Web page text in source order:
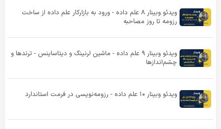
ویدئو وبینار ۸ علم داده - ورود به بازارکار علم داده از ساخت
رزومه تا روز مصاحبه
ویدئو وبینار ۹ علم داده - ماشین لرنینگ و دیتاساینس - ترندها و
چشم‌اندازها
ویدئو وبینار ۱۰ علم داده - رزومه‌‌نویسی در فرمت استاندارد